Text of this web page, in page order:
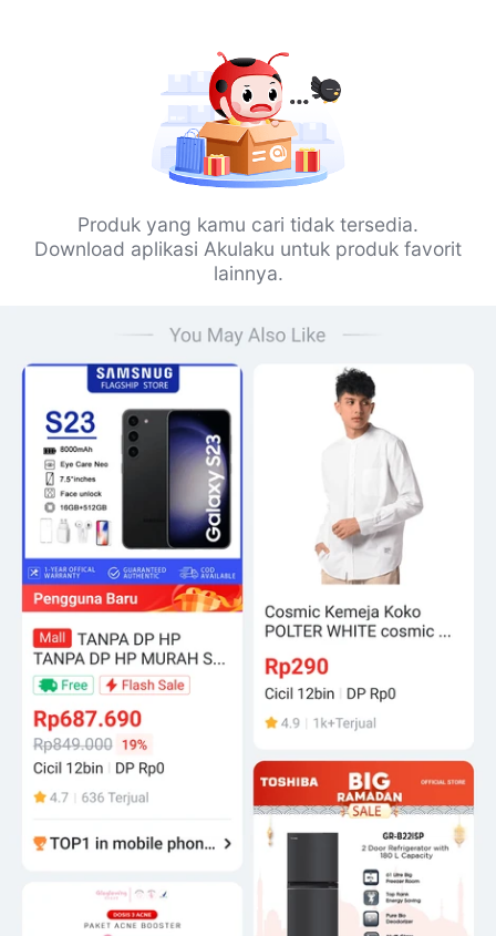
Produk yang kamu cari tidak tersedia.
Download aplikasi Akulaku untuk produk favorit
lainnya.